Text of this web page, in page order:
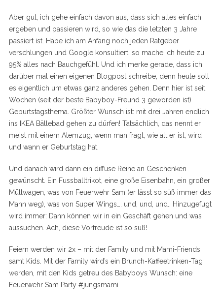
Aber gut, ich gehe einfach davon aus, dass sich alles einfach
ergeben und passieren wird, so wie das die letzten 3 Jahre
passiert ist. Habe ich am Anfang noch jeden Ratgeber
verschlungen und Google konsultiert, so mache ich heute zu
95% alles nach Bauchgefühl. Und ich merke gerade, dass ich
darüber mal einen eigenen Blogpost schreibe, denn heute soll
es eigentlich um etwas ganz anderes gehen. Denn hier ist seit
Wochen (seit der beste Babyboy-Freund 3 geworden ist)
Geburtstagsthema. Größter Wunsch ist: mit drei Jahren endlich
ins IKEA Bällebad gehen zu dürfen! Tatsächlich, das nennt er
meist mit einem Atemzug, wenn man fragt, wie alt er ist, wird
und wann er Geburtstag hat.
Und danach wird dann ein diffuse Reihe an Geschenken
gewünscht. Ein Fussballtrikot, eine große Eisenbahn, ein großer
Müllwagen, was von Feuerwehr Sam (er lässt so süß immer das
Mann weg), was von Super Wings…. und, und, und.. Hinzugefügt
wird immer: Dann können wir in ein Geschäft gehen und was
aussuchen. Ach, diese Vorfreude ist so süß!
Feiern werden wir 2x – mit der Family und mit Mami-Friends
samt Kids. Mit der Family wird’s ein Brunch-Kaffeetrinken-Tag
werden, mit den Kids getreu des Babyboys Wunsch: eine
Feuerwehr Sam Party #jungsmami